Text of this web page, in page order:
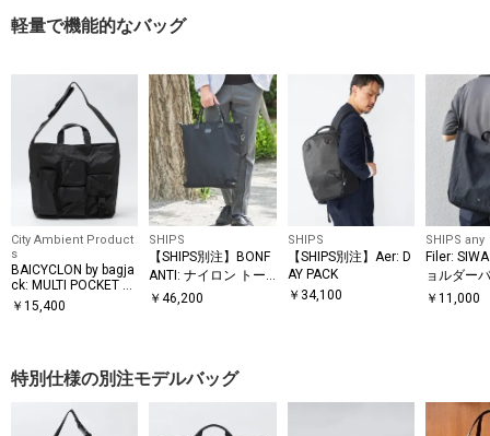
軽量で機能的なバッグ
City Ambient Product
s
BAICYCLON by bagja
ck: MULTI POCKET 2
WAY TOTE BAG MEDI
UM (BLACK2)
￥ 15,400
SHIPS
【SHIPS別注】BONF
ANTI: ナイロン トー
ト バッグ
￥46,200
SHIPS
【SHIPS別注】Aer: D
AY PACK
￥ 34,100
SHIPS any
Filer:
ョルダー
43
￥11,000
特別仕様の別注モデルバッグ